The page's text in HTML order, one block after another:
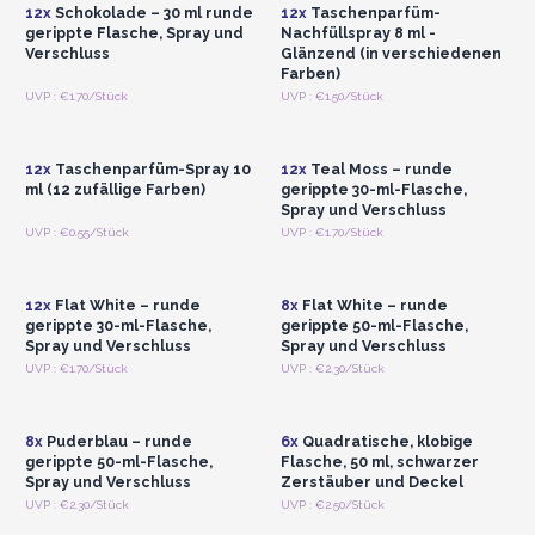
12xSchokolade – 30 ml runde
gerippte Flasche, Spray und
Verschluss
UVP : €1.70/Stück
12xTaschenparfüm-
Nachfüllspray 8 ml -
Glänzend (in verschiedenen
Farben)
UVP : €1.50/Stück
Anmelden oder
12xTaschenparfüm-Spray 10
ml (12 zufällige Farben)
UVP : €0.55/Stück
Anmelden oder
12xTeal Moss – runde
gerippte 30-ml-Flasche,
Spray und Verschluss
UVP : €1.70/Stück
Anmelden oder
12xFlat White – runde
gerippte 30-ml-Flasche,
Spray und Verschluss
UVP : €1.70/Stück
Anmelden oder
8xFlat White – runde
gerippte 50-ml-Flasche,
Spray und Verschluss
UVP : €2.30/Stück
Anmelden oder
8xPuderblau – runde
gerippte 50-ml-Flasche,
Spray und Verschluss
UVP : €2.30/Stück
Anmelden oder
6xQuadratische, klobige
Flasche, 50 ml, schwarzer
Zerstäuber und Deckel
UVP : €2.50/Stück